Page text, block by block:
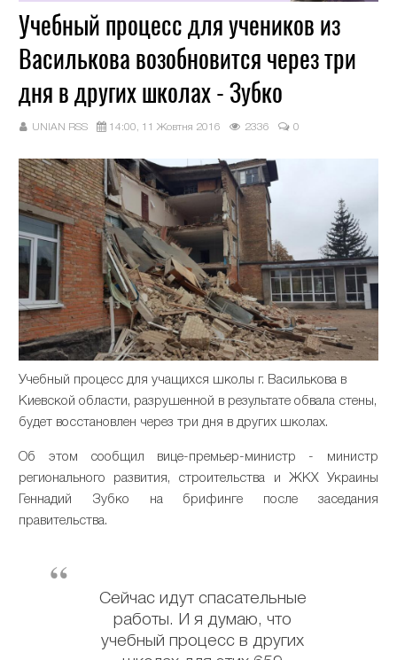
Учебный процесс для учеников из
Василькова возобновится через три
дня в других школах - Зубко
UNIAN RSS 14:00, 11 Жовтня 2016 2336 0
Учебный процесс для учащихся школы г. Василькова в
Киевской области, разрушенной в результате обвала стены,
будет восстановлен через три дня в других школах.
Об этом сообщил вице-премьер-министр - министр
регионального развития, строительства и ЖКХ Украины
Геннадий Зубко на брифинге после заседания
правительства.
Сейчас идут спасательные
работы. И я думаю, что
учебный процесс в других